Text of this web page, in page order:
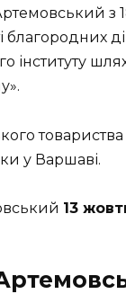
благородних
інституту
товариства
у Варшаві.
13